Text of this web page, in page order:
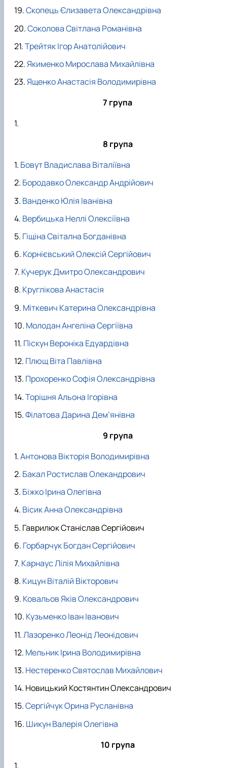
Скопець Єлизавета Олександрівна
Соколова Світлана Романівна
Трейтяк Ігор Анатолійович
Якименко Мирослава Михайлівна
Ященко Анастасія Володимирівна
7 група
8 група
Бовут Владислава Віталіївна
Бородавко Олександр Андрійович
Ванденко Юлія Іванівна
Вербицька Неллі Олексіївна
Гіщіна Світална Богданівна
Корнієвський Олексій Сергійович
Кучерук Дмитро Олександрович
Круглікова Анастасія
Міткевич Катерина Олександрівна
Молодан Ангеліна Сергіївна
Піскун Вероніка Едуардівна
Плющ Віта Павлівна
Прохоренко Софія Олександрівна
Торішня Альона Ігорівна
Філатова Дарина Дем’янівна
9 група
Антонова Вікторія Володимирівна
Бакал Ростислав Олекандрович
Біжко Ірина Олегівна
Вісик Анна Олександрівна
Гаврилюк Станіслав Сергійович
Горбарчук Богдан Сергійович
Карнаус Лілія Михайлівна
Кицун Віталій Вікторович
Ковальов Яків Олександрович
Кузьменко Іван Іванович
Лазоренко Леонід Леонідович
Мельник Ірина Володимирівна
Нестеренко Святослав Михайлович
Новицький Костянтин Олександрович
Сергійчук Орина Русланівна
Шикун Валерія Олегівна
10 група